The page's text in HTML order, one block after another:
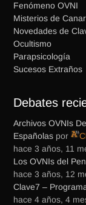
Fenómeno OVNI
Misterios de
Novedades de
Ocultismo
Parapsicología
Sucesos Extraños
Debates
Archivos OVNIs
Españolas por
hace 3 años, 11
Los OVNIs del
hace 3 años, 12
Clave7 –
hace 4 años, 4